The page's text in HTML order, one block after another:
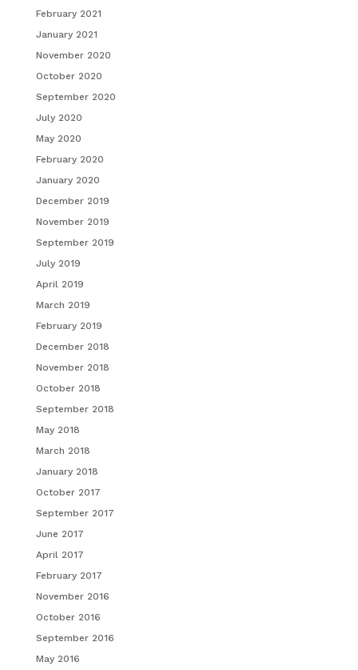
February 2021
January 2021
November 2020
October 2020
September 2020
July 2020
May 2020
February 2020
January 2020
December 2019
November 2019
September 2019
July 2019
April 2019
March 2019
February 2019
December 2018
November 2018
October 2018
September 2018
May 2018
March 2018
January 2018
October 2017
September 2017
June 2017
April 2017
February 2017
November 2016
October 2016
September 2016
May 2016